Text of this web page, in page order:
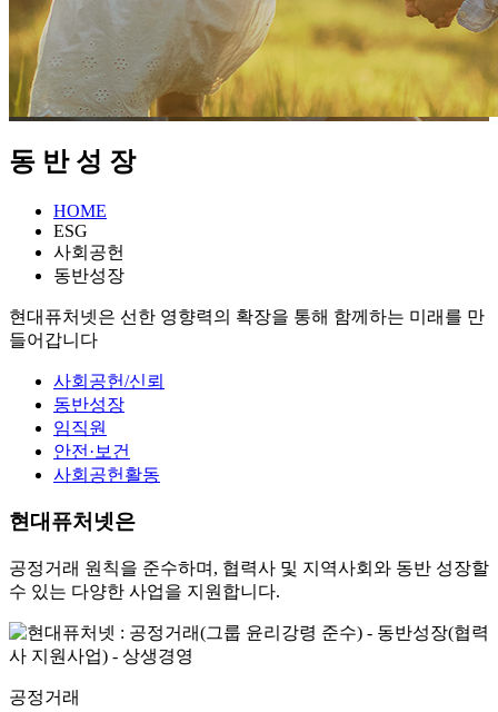
동 반 성 장
HOME
ESG
사회공헌
동반성장
현대퓨처넷은 선한 영향력의 확장을 통해 함께하는 미래를 만
들어갑니다
사회공헌/신뢰
동반성장
임직원
안전·보건
사회공헌활동
현대퓨처넷은
공정거래 원칙을 준수하며, 협력사 및 지역사회와 동반 성장할
수 있는 다양한 사업을 지원합니다.
공정거래